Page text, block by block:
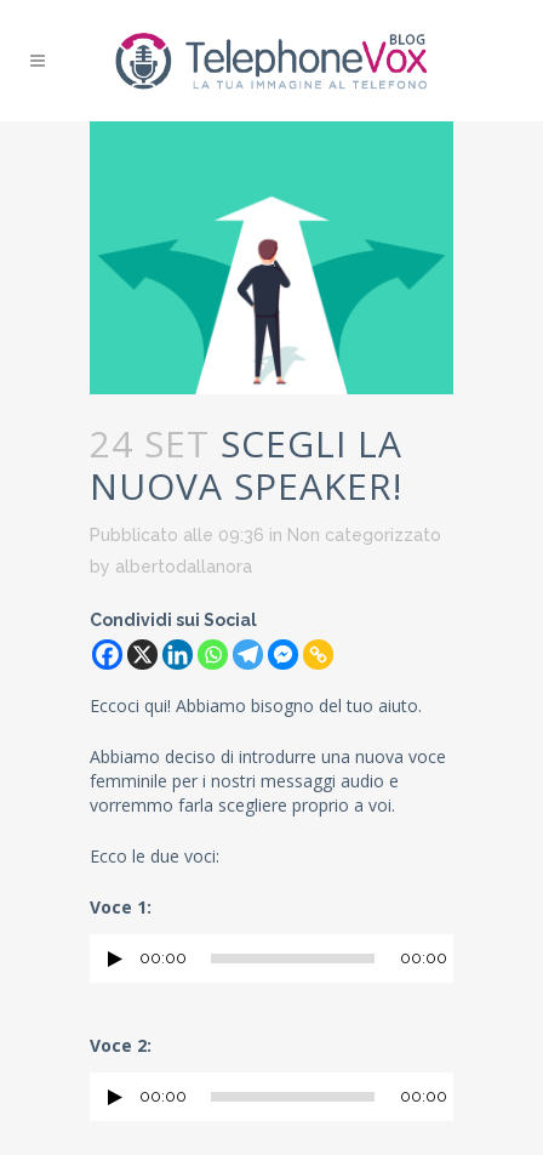
24 SET SCEGLI LA
NUOVA SPEAKER!
Pubblicato alle 09:36 in Non categorizzato
by albertodallanora
Condividi sui Social
Eccoci qui! Abbiamo bisogno del tuo aiuto.
Abbiamo deciso di introdurre una nuova voce
femminile per i nostri messaggi audio e
vorremmo farla scegliere proprio a voi.
Ecco le due voci:
Voce 1:
Audio
00:00 00:00
Voce 2:
Audio
00:00 00:00